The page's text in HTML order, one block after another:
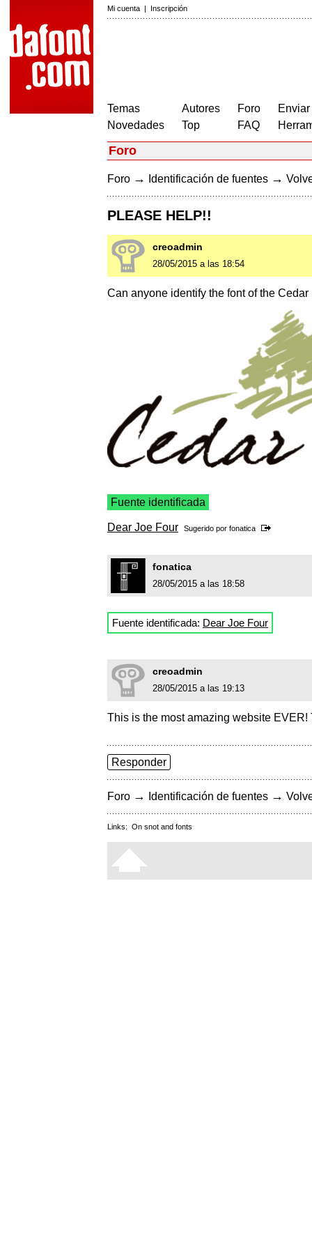
Mi cuenta | Inscripción
Temas
Novedades
Autores
Top
Foro
FAQ
Foro
Foro → Identificación de fuentes →
PLEASE HELP!!
creoadmin
28/05/2015 a las 18:54
Can anyone identify the font of the
Fuente identificada
Dear Joe Four Sugerido por fonatica
fonatica
28/05/2015 a las 18:58
Fuente identificada: Dear Joe Four
creoadmin
28/05/2015 a las 19:13
This is the most amazing website
Responder
Foro → Identificación de fuentes →
Links: On snot and fonts